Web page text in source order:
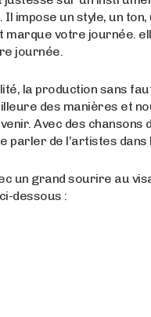
Il impose un style, un
marque votre journée.
journée.
la production sans
des manières et
Avec des chansons
parler de l’artistes dans
un grand sourire au
dessous :